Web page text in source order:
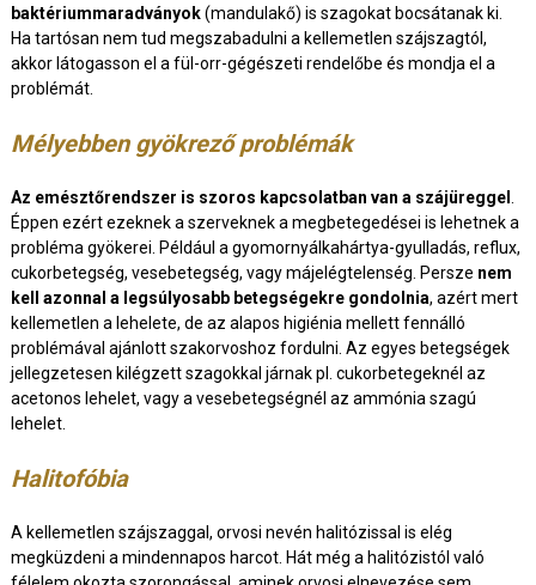
baktériummaradványok(mandulakő) is szagokat bocsátanak ki.
Ha tartósan nem tud megszabadulni a kellemetlen szájszagtól,
akkor látogasson el a fül-orr-gégészeti rendelőbe és mondja el a
problémát.
Mélyebben gyökrező problémák
Az emésztőrendszer is szoros kapcsolatban van a szájüreggel .
Éppen ezért ezeknek a szerveknek a megbetegedései is lehetnek a
probléma gyökerei. Például a gyomornyálkahártya-gyulladás, reflux,
cukorbetegség, vesebetegség, vagy májelégtelenség. Persze nem
kell azonnal a legsúlyosabb betegségekre gondolnia, azért mert
kellemetlen a lehelete, de az alapos higiénia mellett fennálló
problémával ajánlott szakorvoshoz fordulni. Az egyes betegségek
jellegzetesen kilégzett szagokkal járnak pl. cukorbetegeknél az
acetonos lehelet, vagy a vesebetegségnél az ammónia szagú
lehelet.
Halitofóbia
A kellemetlen szájszaggal, orvosi nevén halitózissal is elég
megküzdeni a mindennapos harcot. Hát még a halitózistól való